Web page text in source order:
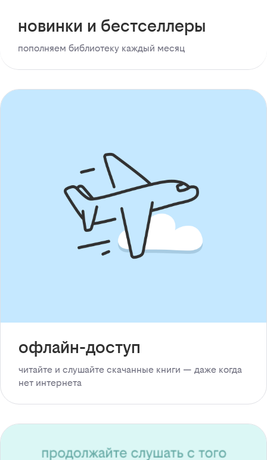
новинки и бестселлеры
пополняем библиотеку каждый месяц
офлайн-доступ
читайте и слушайте скачанные книги — даже когда
нет интернета